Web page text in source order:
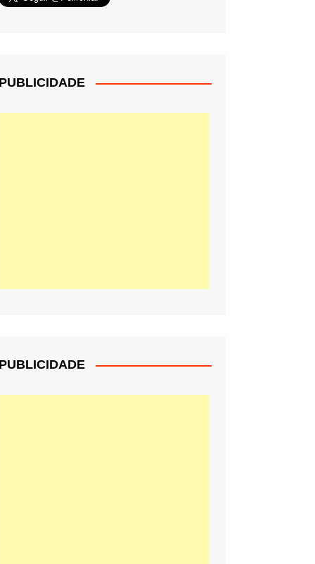
PUBLICIDADE
PUBLICIDADE